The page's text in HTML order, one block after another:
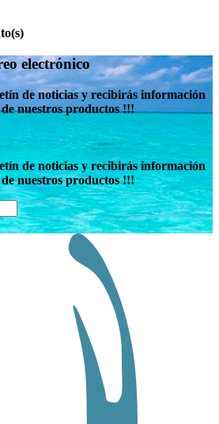
electrónico
de noticias y recibirás información
nuestros productos !!!
de noticias y recibirás información
nuestros productos !!!